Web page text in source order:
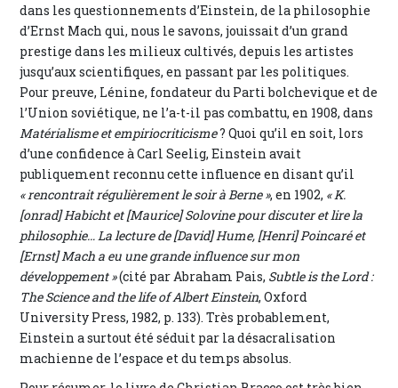
dans les questionnements d’Einstein, de la philosophie
d’Ernst Mach qui, nous le savons, jouissait d’un grand
prestige dans les milieux cultivés, depuis les artistes
jusqu’aux scientifiques, en passant par les politiques.
Pour preuve, Lénine, fondateur du Parti bolchevique et de
l’Union soviétique, ne l’a-t-il pas combattu, en 1908, dans
Matérialisme et empiriocriticisme? Quoi qu’il en soit, lors
d’une confidence à Carl Seelig, Einstein avait
publiquement reconnu cette influence en disant qu’il
« rencontrait régulièrement le soir à Berne », en 1902, « K.
[onrad] Habicht et [Maurice] Solovine pour discuter et lire la
philosophie… La lecture de [David] Hume, [Henri] Poincaré et
[Ernst] Mach a eu une grande influence sur mon
développement »(cité par Abraham Pais, Subtle is the Lord :
The Science and the life of Albert Einstein, Oxford
University Press, 1982, p. 133). Très probablement,
Einstein a surtout été séduit par la désacralisation
machienne de l’espace et du temps absolus.